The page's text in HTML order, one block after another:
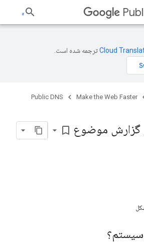
ترجمه شده است.
Make the Web Faster
Public DNS
گزارش موضوع bookmark_border
سیستم؟